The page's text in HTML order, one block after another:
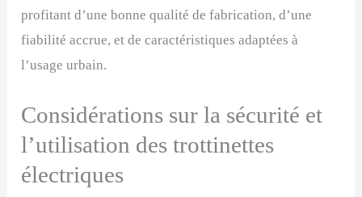
profitant d’une bonne qualité de fabrication, d’une
fiabilité accrue, et de caractéristiques adaptées à
l’usage urbain.
Considérations sur la sécurité et
l’utilisation des trottinettes
électriques